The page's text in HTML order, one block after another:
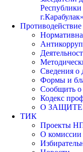
Сведения о
Формы и
Сообщить о
Кодекс
О
ТИК
Проекты
О комиссии